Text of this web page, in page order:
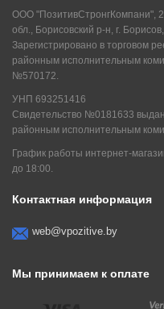
Мы принимаем к оплате
Контактная информация
web@vpozitive.by
ООО "ПозитивСтронгКомпани",
обл., Борисовский р-н, г.
Зарегистрировано в торговом
районным исполнительным
№570172.
УНП 693251416
Свидетельство №0181633
районным исполнительным
График работы интернет-
до 18:00.